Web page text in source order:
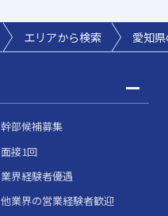
エリアから検索 愛知
幹部候補募集
面接1回
業界経験者優遇
他業界の営業経験者歓迎